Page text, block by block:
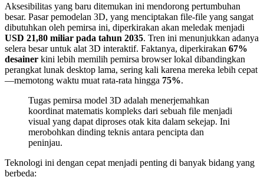
Aksesibilitas yang baru ditemukan ini mendorong pertumbuhan
besar. Pasar pemodelan 3D, yang menciptakan file-file yang sangat
dibutuhkan oleh pemirsa ini, diperkirakan akan meledak menjadi
USD 21,80 miliar pada tahun 2035. Tren ini menunjukkan adanya
selera besar untuk alat 3D interaktif. Faktanya, diperkirakan 67%
desainer kini lebih memilih pemirsa browser lokal dibandingkan
perangkat lunak desktop lama, sering kali karena mereka lebih cepat
—memotong waktu muat rata-rata hingga 75%.
Tugas pemirsa model 3D adalah menerjemahkan
koordinat matematis kompleks dari sebuah file menjadi
visual yang dapat diproses otak kita dalam sekejap. Ini
merobohkan dinding teknis antara pencipta dan
peninjau.
Teknologi ini dengan cepat menjadi penting di banyak bidang yang
berbeda: